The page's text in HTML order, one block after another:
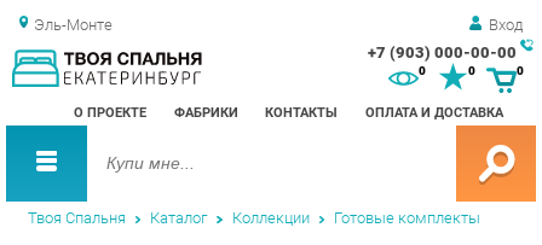
Эль-Монте Вход
+7 (903) 000-00-00
О ПРОЕКТЕ ФАБРИКИ КОНТАКТЫ ОПЛАТА И ДОСТАВКА
0 0
Твоя Спальня Каталог Коллекции Готовые комплекты